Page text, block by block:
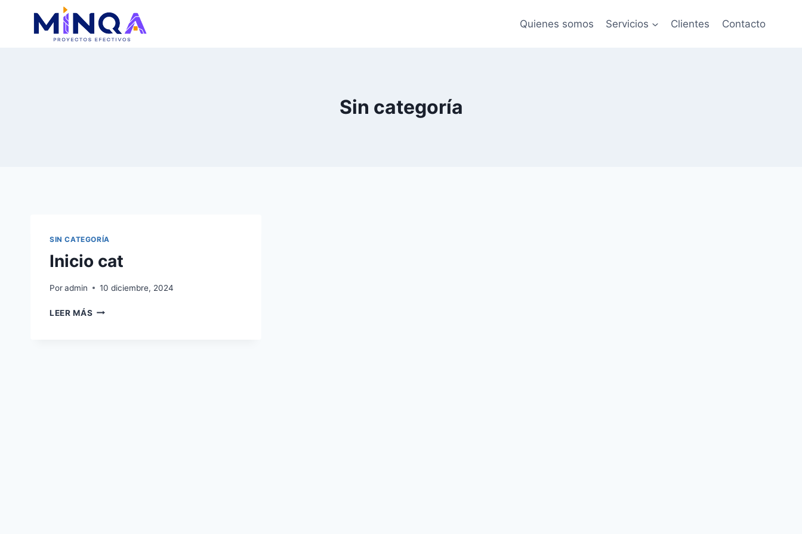
Quienes somos Servicios Clientes Contacto
Sin categoría
SIN CATEGORÍA
Inicio cat
Poradmin 10 diciembre, 2024
LEER MÁS INICIO